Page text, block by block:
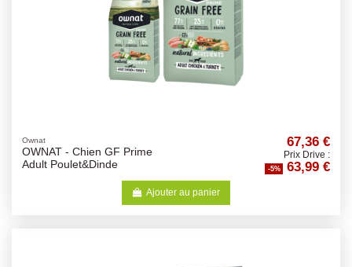
Ownat
OWNAT - Chien GF Prime
Adult Poulet&Dinde
67,36 €
Prix Drive :
-5% 63,99 €
Ajouter au panier